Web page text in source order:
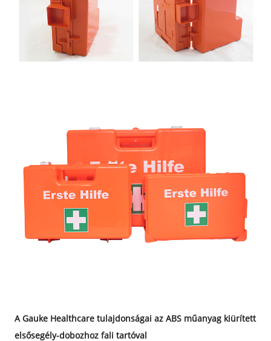
A Gauke Healthcare tulajdonságai az ABS műanyag kiürített
elsősegély-dobozhoz fali tartóval